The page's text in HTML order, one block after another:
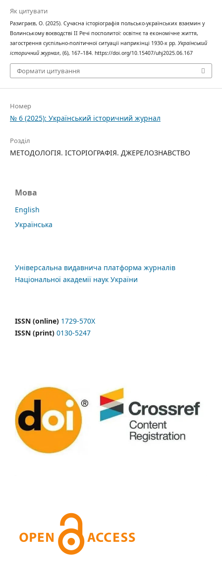
Як цитувати
Разиграєв, О. (2025). Сучасна історіографія польсько-українських взаємин у
Волинському воєводстві II Речі посполитої: освітнє та економічне життя,
загострення суспільно-політичної ситуації наприкінці 1930-х рр. Український
історичний журнал, (6), 167–184. https://doi.org/10.15407/uhj2025.06.167
Формати цитування
Номер
№ 6 (2025): Український історичний журнал
Розділ
МЕТОДОЛОГІЯ. ІСТОРІОГРАФІЯ. ДЖЕРЕЛОЗНАВСТВО
Мова
English
Українська
Універсальна видавнича платформа журналів
Національної академії наук України
ISSN (online) 1729-570X
ISSN (print) 0130-5247